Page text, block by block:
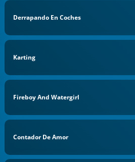
Derrapando En Coches
Karting
Fireboy And Watergirl
Contador De Amor